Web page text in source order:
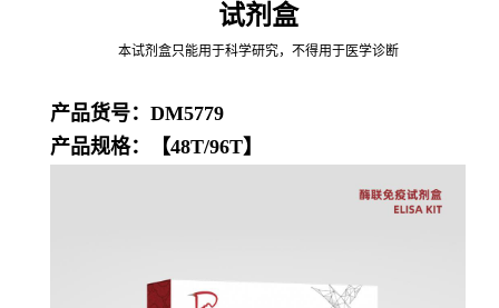
试剂盒
本试剂盒只能用于科学研究，不得用于医学诊断
产品货号：DM5779
产品规格：【48T/96T】